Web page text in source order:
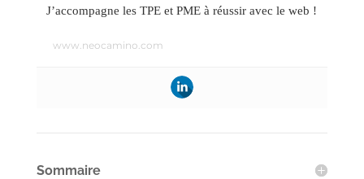
J’accompagne les TPE et PME à réussir avec le web !
www.neocamino.com
Sommaire